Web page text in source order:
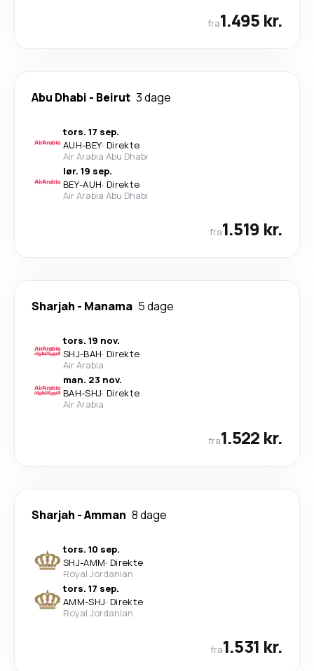
fra1.495 kr.
Abu Dhabi - Beirut 3 dage
tors. 17 sep.
AUH-BEY· Direkte
Air Arabia Abu Dhabi
lør. 19 sep.
BEY-AUH· Direkte
Air Arabia Abu Dhabi
fra1.519 kr.
Sharjah - Manama 5 dage
tors. 19 nov.
SHJ-BAH· Direkte
Air Arabia
man. 23 nov.
BAH-SHJ· Direkte
Air Arabia
fra1.522 kr.
Sharjah -Amman 8 dage
tors. 10 sep.
SHJ-AMM· Direkte
Royal Jordanian
tors. 17 sep.
AMM-SHJ· Direkte
Royal Jordanian
fra1.531 kr.